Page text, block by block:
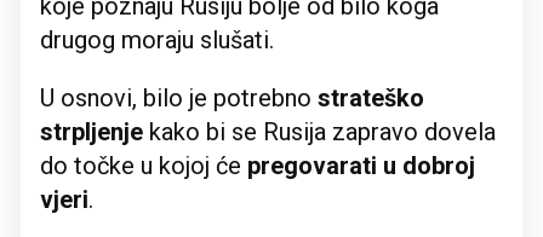
koje poznaju Rusiju bolje od bilo koga
drugog moraju slušati.
U osnovi, bilo je potrebno strateško
strpljenje kako bi se Rusija zapravo dovela
do točke u kojoj će pregovarati u dobroj
vjeri.